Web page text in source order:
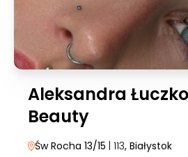
Aleksandra
Beauty
Św Rocha 13/15 | 113, Białystok